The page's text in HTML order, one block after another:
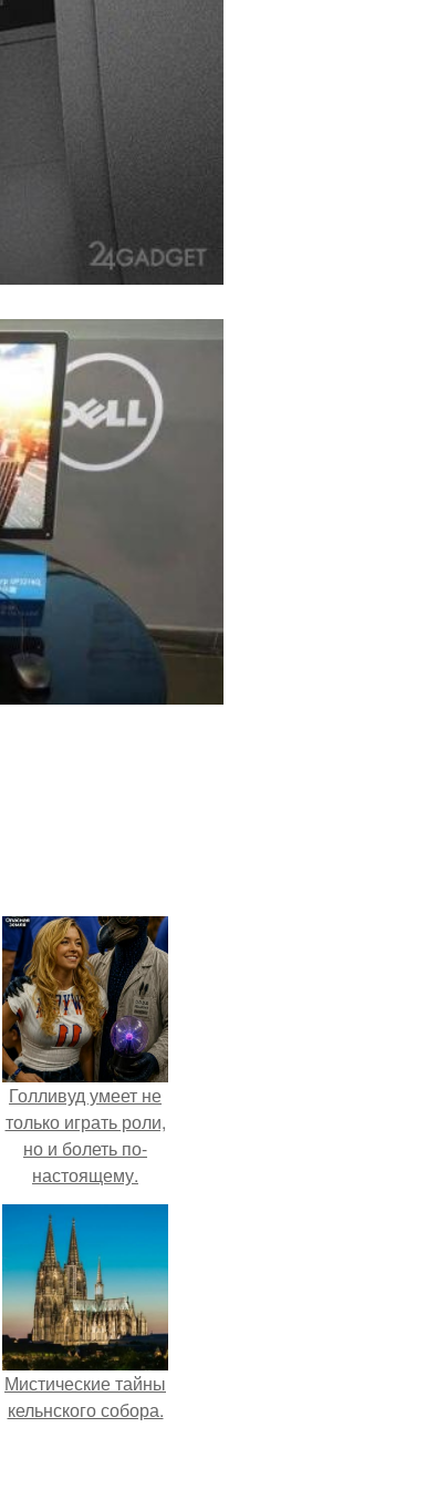
Голливуд умеет не
только играть роли,
но и болеть по-
настоящему.
Мистические тайны
кельнского собора.